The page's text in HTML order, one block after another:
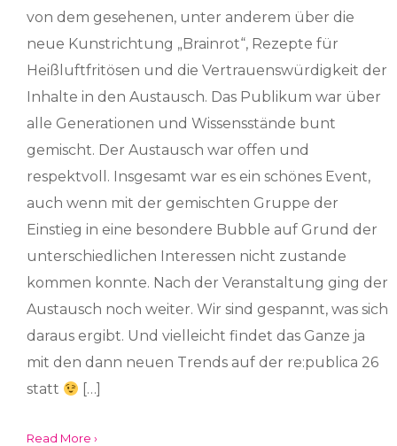
von dem gesehenen, unter anderem über die
neue Kunstrichtung „Brainrot“, Rezepte für
Heißluftfritösen und die Vertrauenswürdigkeit der
Inhalte in den Austausch. Das Publikum war über
alle Generationen und Wissensstände bunt
gemischt. Der Austausch war offen und
respektvoll. Insgesamt war es ein schönes Event,
auch wenn mit der gemischten Gruppe der
Einstieg in eine besondere Bubble auf Grund der
unterschiedlichen Interessen nicht zustande
kommen konnte. Nach der Veranstaltung ging der
Austausch noch weiter. Wir sind gespannt, was sich
daraus ergibt. Und vielleicht findet das Ganze ja
mit den dann neuen Trends auf der re:publica 26
statt
[…]
Read More ›